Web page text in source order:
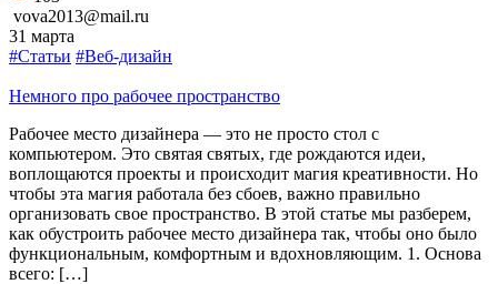
vova2013@mail.ru
31 марта
#Статьи #Веб-дизайн
Немного про рабочее пространство
Рабочее место дизайнера — это не просто стол с
компьютером. Это святая святых, где рождаются идеи,
воплощаются проекты и происходит магия креативности. Но
чтобы эта магия работала без сбоев, важно правильно
организовать свое пространство. В этой статье мы разберем,
как обустроить рабочее место дизайнера так, чтобы оно было
функциональным, комфортным и вдохновляющим. 1. Основа
всего: […]